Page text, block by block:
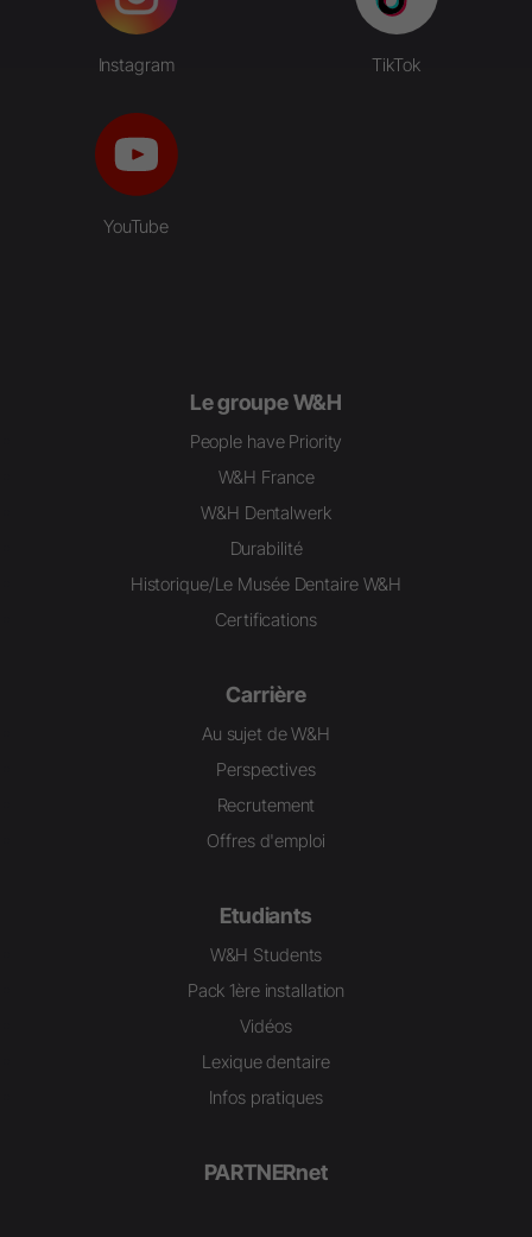
Instagram TikTok
YouTube
Le groupe W&H
People have Priority
W&H France
W&H Dentalwerk
Durabilité
Historique/Le Musée Dentaire W&H
Certifications
Carrière
Au sujet de W&H
Perspectives
Recrutement
Offres d'emploi
Etudiants
W&H Students
Pack 1ère installation
Vidéos
Lexique dentaire
Infos pratiques
PARTNERnet